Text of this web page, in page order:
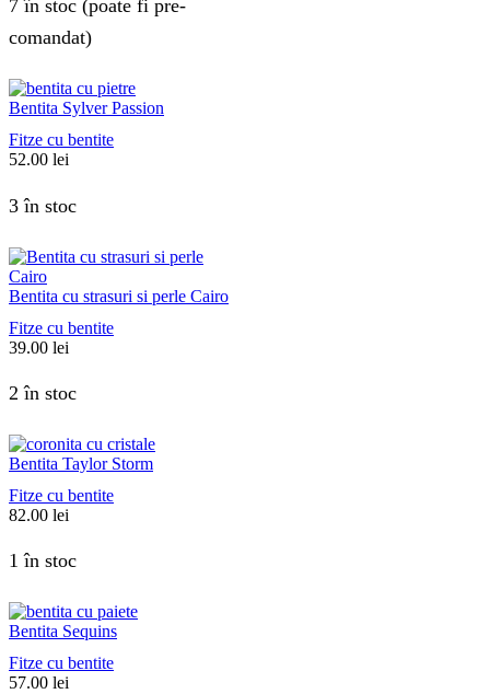
7 în stoc (poate fi pre-
comandat)
Bentita Sylver Passion
Fitze cu bentite
52.00 lei
3 în stoc
Bentita cu strasuri si perle Cairo
Fitze cu bentite
39.00 lei
2 în stoc
Bentita Taylor Storm
Fitze cu bentite
82.00 lei
1 în stoc
Bentita Sequins
Fitze cu bentite
57.00 lei